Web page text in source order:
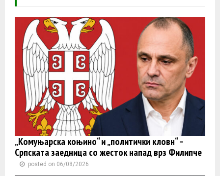
„Комуњарска коњино“ и „политички кловн“ –
Српската заедница со жесток напад врз Филипче
posted on 06/08/2026